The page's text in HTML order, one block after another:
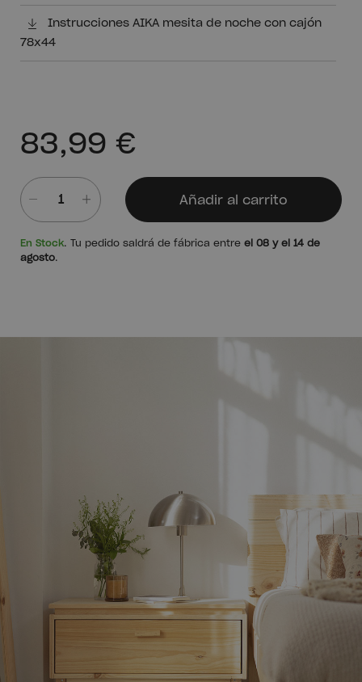
83,99 €
Añadir al carrito
En Stock. Tu pedido saldrá de fábrica entre el 08 y el 14 de
agosto.
Instrucciones AIKA mesita de noche con cajón
78x44